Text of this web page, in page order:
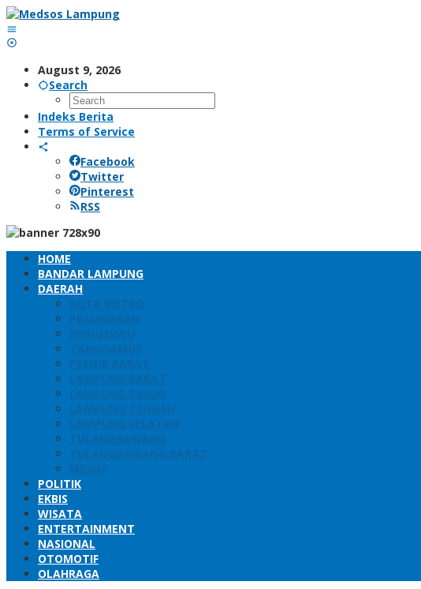
Skip
to
content
August 9, 2026
Search
Indeks Berita
Terms of Service
Facebook
Twitter
Pinterest
RSS
HOME
BANDAR LAMPUNG
DAERAH
KOTA METRO
PESAWARAN
PRINGSEWU
TANGGAMUS
PESISIR BARAT
LAMPUNG BARAT
LAMPUNG TIMUR
LAMPUNG TENGAH
LAMPUNG SELATAN
TULANGBAWANG
TULANGBAWANG BARAT
MESUJI
POLITIK
EKBIS
WISATA
ENTERTAINMENT
NASIONAL
OTOMOTIF
OLAHRAGA